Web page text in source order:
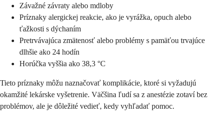
Závažné závraty alebo mdloby
Príznaky alergickej reakcie, ako je vyrážka, opuch alebo
ťažkosti s dýchaním
Pretrvávajúca zmätenosť alebo problémy s pamäťou trvajúce
dlhšie ako 24 hodín
Horúčka vyššia ako 38,3 °C
Tieto príznaky môžu naznačovať komplikácie, ktoré si vyžadujú
okamžité lekárske vyšetrenie. Väčšina ľudí sa z anestézie zotaví bez
problémov, ale je dôležité vedieť, kedy vyhľadať pomoc.